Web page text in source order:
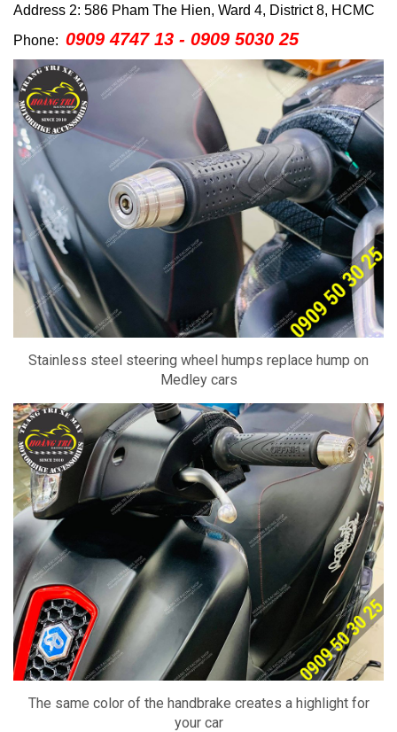
Address 2: 586 Pham The Hien, Ward 4, District 8, HCMC
Phone: 0909 4747 13 - 0909 5030 25
Stainless steel steering wheel humps replace hump on
Medley cars
The same color of the handbrake creates a highlight for
your car